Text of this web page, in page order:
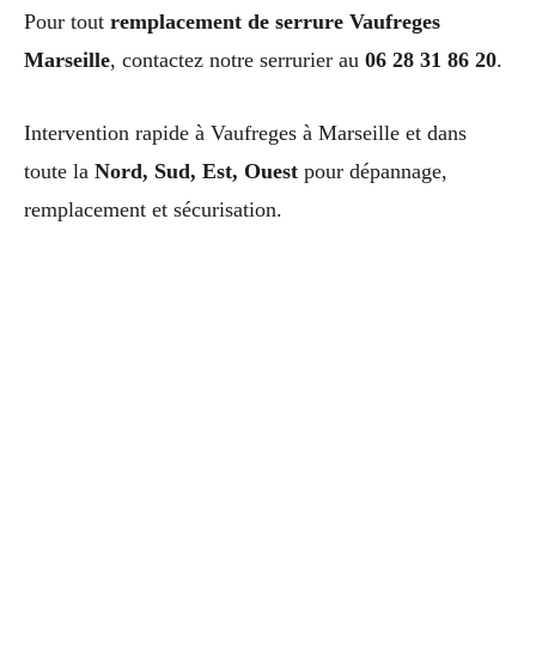
Pour tout remplacement de serrure Vaufreges
Marseille, contactez notre serrurier au 06 28 31 86 20.
Intervention rapide à Vaufreges à Marseille et dans
toute la Nord, Sud, Est, Ouest pour dépannage,
remplacement et sécurisation.